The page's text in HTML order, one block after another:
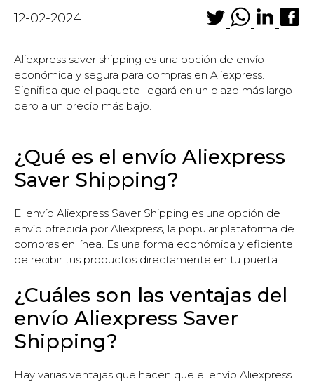
12-02-2024
Aliexpress saver shipping es una opción de envío
económica y segura para compras en Aliexpress.
Significa que el paquete llegará en un plazo más largo
pero a un precio más bajo.
¿Qué es el envío Aliexpress
Saver Shipping?
El envío Aliexpress Saver Shipping es una opción de
envío ofrecida por Aliexpress, la popular plataforma de
compras en línea. Es una forma económica y eficiente
de recibir tus productos directamente en tu puerta.
¿Cuáles son las ventajas del
envío Aliexpress Saver
Shipping?
Hay varias ventajas que hacen que el envío Aliexpress